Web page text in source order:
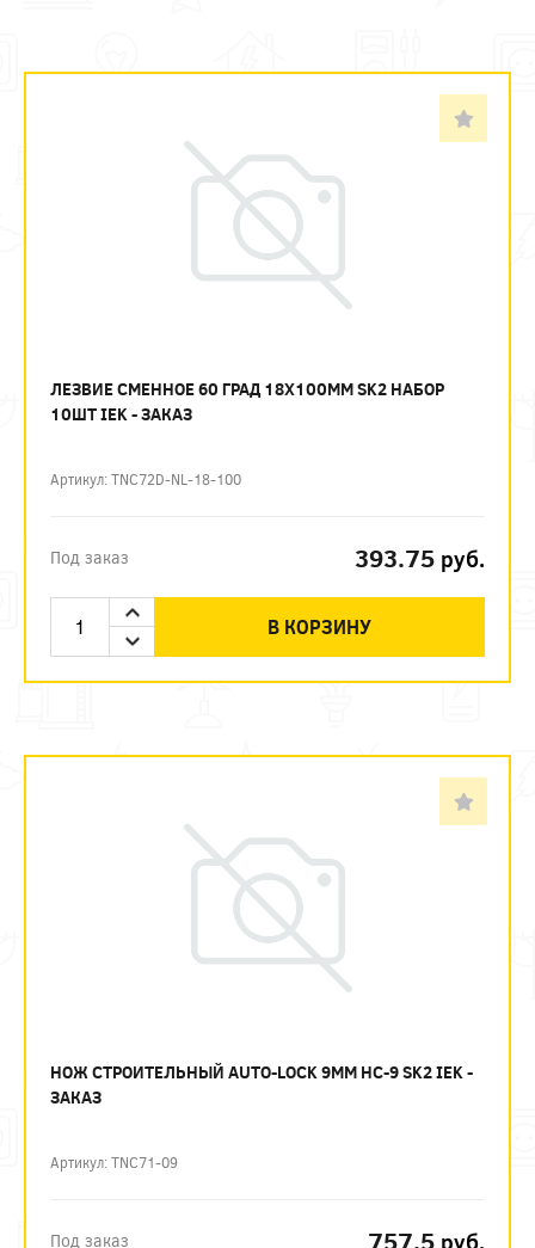
ЛЕЗВИЕ СМЕННОЕ 60 ГРАД 18Х100ММ SK2 НАБОР
10ШТ IEK - ЗАКАЗ
Артикул: TNC72D-NL-18-100
Под заказ 393.75 руб.
В КОРЗИНУ
НОЖ СТРОИТЕЛЬНЫЙ AUTO-LOCK 9ММ НС-9 SK2 IEK -
ЗАКАЗ
Артикул: TNC71-09
Под заказ 757.5 руб.